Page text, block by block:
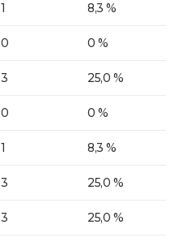
1 8,3 %
0 0 %
3 25,0 %
0 0 %
1 8,3 %
3 25,0 %
3 25,0 %